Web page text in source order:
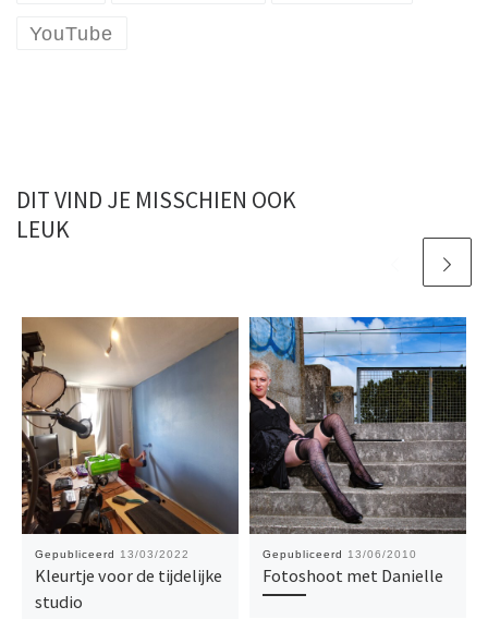
YouTube
DIT VIND JE MISSCHIEN OOK
LEUK
Gepubliceerd 13/03/2022
Kleurtje voor de tijdelijke
studio
Gepubliceerd 13/06/2010
Fotoshoot met Danielle